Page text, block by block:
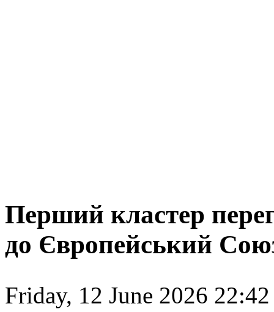
Перший кластер
до Європейський
Friday, 12 June 2026